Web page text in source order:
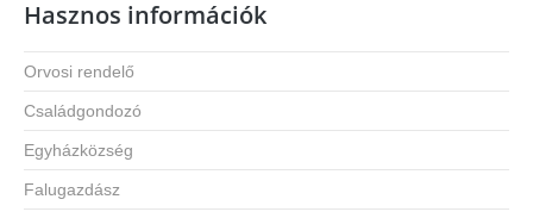
Hasznos információk
Orvosi rendelő
Családgondozó
Egyházközség
Falugazdász